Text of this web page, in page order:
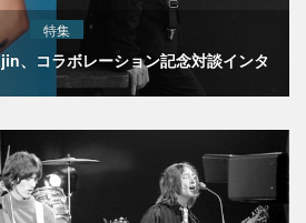
特集
、コラボレーション記念対談インタ